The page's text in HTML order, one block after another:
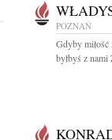
POZNAŃ
Gdyby miłość
byłbyś z nami